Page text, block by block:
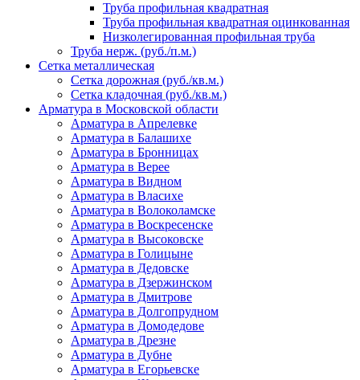
Труба профильная квадратная
Труба профильная квадратная оцинкованная
Низколегированная профильная труба
Труба нерж. (руб./п.м.)
Сетка металлическая
Сетка дорожная (руб./кв.м.)
Сетка кладочная (руб./кв.м.)
Арматура в Московской области
Арматура в Апрелевке
Арматура в Балашихе
Арматура в Бронницах
Арматура в Верее
Арматура в Видном
Арматура в Власихе
Арматура в Волоколамске
Арматура в Воскресенске
Арматура в Высоковске
Арматура в Голицыне
Арматура в Дедовске
Арматура в Дзержинском
Арматура в Дмитрове
Арматура в Долгопрудном
Арматура в Домодедове
Арматура в Дрезне
Арматура в Дубне
Арматура в Егорьевске